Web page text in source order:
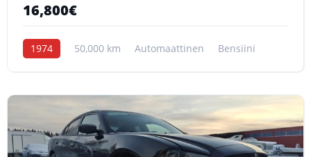
16,800€
1974 50,000 km Automaattinen Bensiini